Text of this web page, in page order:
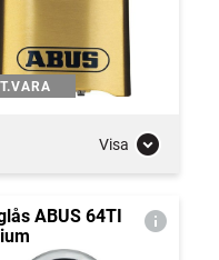
Visa
ABUS 64TI